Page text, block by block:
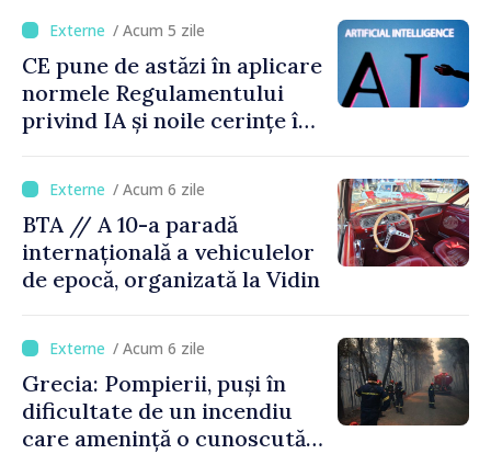
capacitate
/ Acum 5 zile
CE pune de astăzi în aplicare
normele Regulamentului
privind IA și noile cerințe în
/ Acum 6 zile
BTA // A 10-a paradă
internațională a vehiculelor
de epocă, organizată la Vidin
/ Acum 6 zile
Grecia: Pompierii, puși în
dificultate de un incendiu
care amenință o cunoscută